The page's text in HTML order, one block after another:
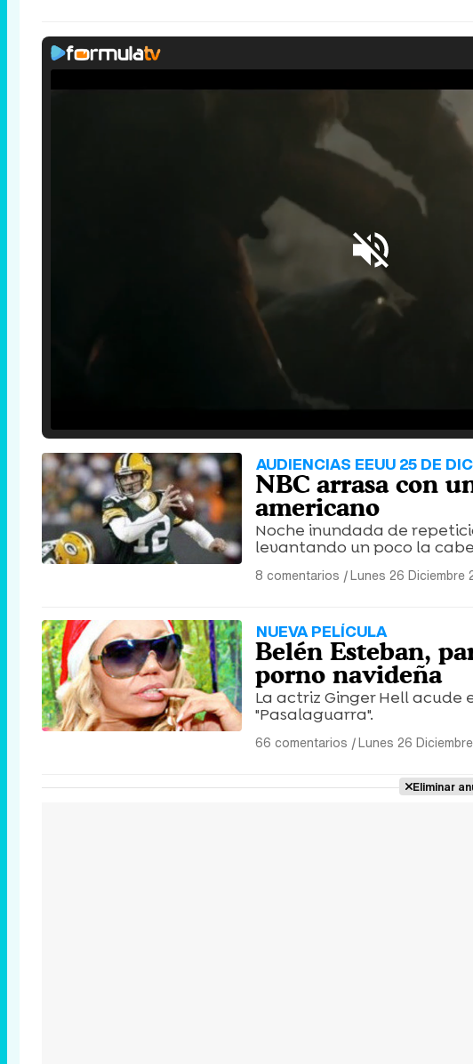
AUDIENCIAS EEUU 25 DE
NBC arrasa con
americano
Noche inundada de
levantando un poco la
8 comentarios |Lunes 26 Diciembre
NUEVA PELÍCULA
Belén Esteban,
porno navideña
La actriz Ginger Hell acude
"Pasalaguarra".
66 comentarios |Lunes 26
Eliminar